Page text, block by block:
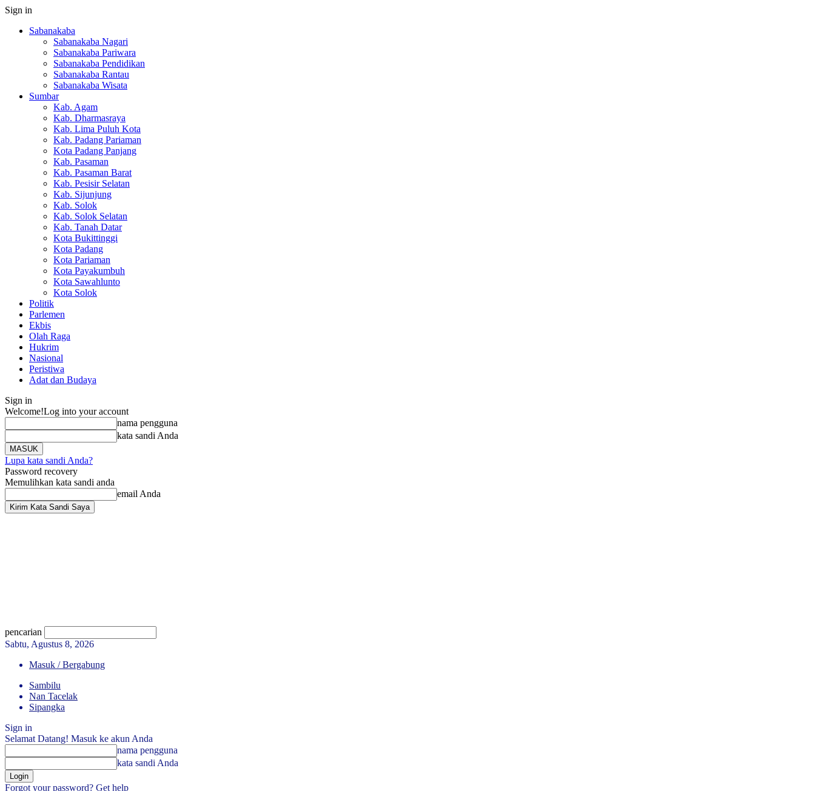
Sign in
Sabanakaba
Sabanakaba Nagari
Sabanakaba Pariwara
Sabanakaba Pendidikan
Sabanakaba Rantau
Sabanakaba Wisata
Sumbar
Kab. Agam
Kab. Dharmasraya
Kab. Lima Puluh Kota
Kab. Padang Pariaman
Kota Padang Panjang
Kab. Pasaman
Kab. Pasaman Barat
Kab. Pesisir Selatan
Kab. Sijunjung
Kab. Solok
Kab. Solok Selatan
Kab. Tanah Datar
Kota Bukittinggi
Kota Padang
Kota Pariaman
Kota Payakumbuh
Kota Sawahlunto
Kota Solok
Politik
Parlemen
Ekbis
Olah Raga
Hukrim
Nasional
Peristiwa
Adat dan Budaya
Sign in
Welcome!Log into your account
nama pengguna
kata sandi Anda
Lupa kata sandi Anda?
Password recovery
Memulihkan kata sandi anda
email Anda
pencarian
Sabtu, Agustus 8, 2026
Masuk / Bergabung
Sambilu
Nan Tacelak
Sipangka
Sign in
Selamat Datang! Masuk ke akun Anda
nama pengguna
kata sandi Anda
Forgot your password? Get help